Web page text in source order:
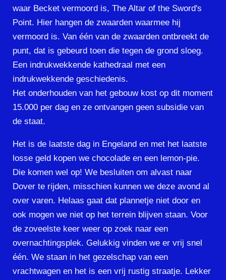
waar Becket vermoord is, The Altar of the Sword's
Point. Hier hangen de zwaarden waarmee hij
vermoord is. Van één van de zwaarden ontbreekt de
punt, dat is gebeurd toen die tegen de grond sloeg.
Een indrukwekkende kathedraal met een
indrukwekkende geschiedenis.
Het onderhouden van het gebouw kost op dit moment
15.000 per dag en ze ontvangen geen subsidie van
de staat.
Het is de laatste dag in Engeland en met het laatste
losse geld kopen we chocolade en een lemon-pie.
Die komen wel op! We besluiten om alvast naar
Dover te rijden, misschien kunnen we deze avond al
over varen. Helaas gaat dat plannetje niet door en
ook mogen we niet op het terrein blijven staan. Voor
de zoveelste keer weer op zoek naar een
overnachtingsplek. Gelukkig vinden we er vrij snel
één. We staan in het gezelschap van een
vrachtwagen en het is een vrij rustig straatje. Lekker